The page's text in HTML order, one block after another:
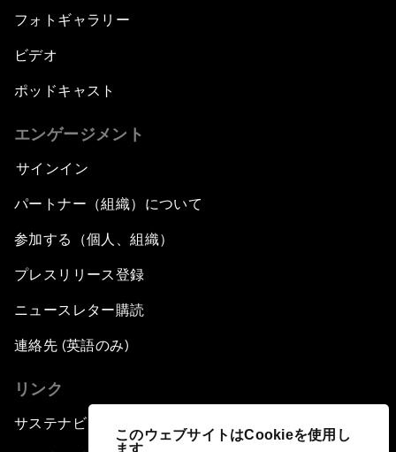
このウェブサイトはCookieを使用し
ます
フォトギャラリー
ビデオ
ポッドキャスト
エンゲージメント
サインイン
パートナー（組織）について
参加する（個人、組織）
プレスリリース登録
ニュースレター購読
連絡先 (英語のみ)
リンク
サステナビリティへの取り組み